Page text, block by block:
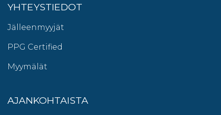
YHTEYSTIEDOT
Jälleenmyyjät
PPG Certified
Myymälät
AJANKOHTAISTA